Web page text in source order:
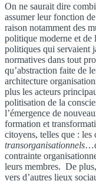
On ne saurait dire
assumer leur fonction
raison notamment des
politique moderne et de
politiques qui servaient
normatives dans tout
qu’abstraction faite de
architecture
plus les acteurs
politisation de la
l’émergence de
formation et
citoyens, telles que : les
transorganisationnels
contrainte
leurs membres. De
vers d’autres lieux